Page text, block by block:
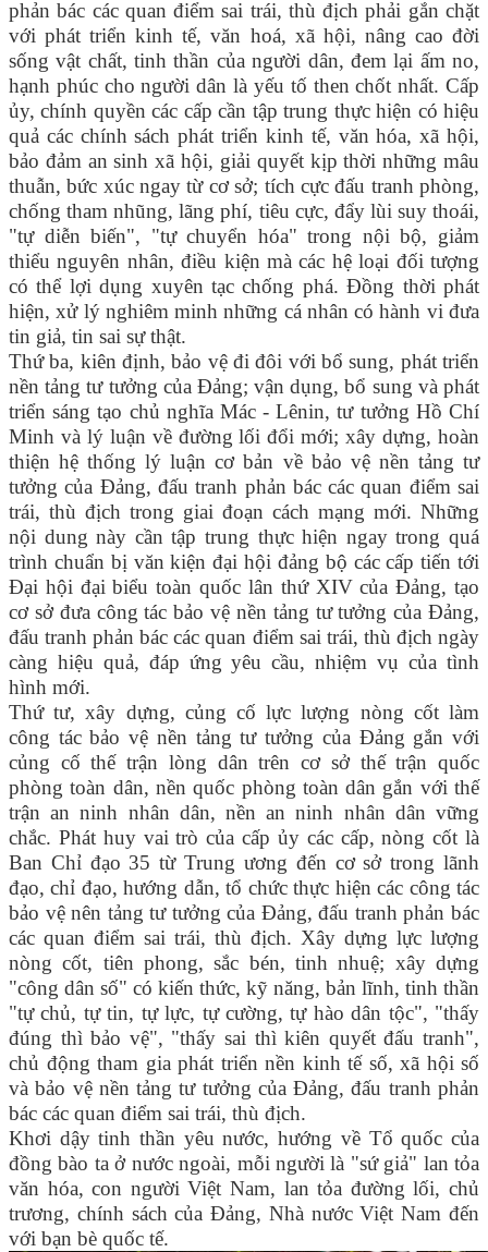
phản bác các quan điểm sai trái, thù địch phải gắn chặt
với phát triển kinh tế, văn hoá, xã hội, nâng cao đời
sống vật chất, tinh thần của người dân, đem lại ấm no,
hạnh phúc cho người dân là yếu tố then chốt nhất. Cấp
ủy, chính quyền các cấp cần tập trung thực hiện có hiệu
quả các chính sách phát triển kinh tế, văn hóa, xã hội,
bảo đảm an sinh xã hội, giải quyết kịp thời những mâu
thuẫn, bức xúc ngay từ cơ sở; tích cực đấu tranh phòng,
chống tham nhũng, lãng phí, tiêu cực, đẩy lùi suy thoái,
"tự diễn biến", "tự chuyển hóa" trong nội bộ, giảm
thiểu nguyên nhân, điều kiện mà các hệ loại đối tượng
có thể lợi dụng xuyên tạc chống phá. Đồng thời phát
hiện, xử lý nghiêm minh những cá nhân có hành vi đưa
tin giả, tin sai sự thật.
Thứ ba, kiên định, bảo vệ đi đôi với bổ sung, phát triển
nền tảng tư tưởng của Đảng; vận dụng, bổ sung và phát
triển sáng tạo chủ nghĩa Mác - Lênin, tư tưởng Hồ Chí
Minh và lý luận về đường lối đổi mới; xây dựng, hoàn
thiện hệ thống lý luận cơ bản về bảo vệ nền tảng tư
tưởng của Đảng, đấu tranh phản bác các quan điểm sai
trái, thù địch trong giai đoạn cách mạng mới. Những
nội dung này cần tập trung thực hiện ngay trong quá
trình chuẩn bị văn kiện đại hội đảng bộ các cấp tiến tới
Đại hội đại biểu toàn quốc lân thứ XIV của Đảng, tạo
cơ sở đưa công tác bảo vệ nền tảng tư tưởng của Đảng,
đấu tranh phản bác các quan điểm sai trái, thù địch ngày
càng hiệu quả, đáp ứng yêu cầu, nhiệm vụ của tình
hình mới.
Thứ tư, xây dựng, củng cố lực lượng nòng cốt làm
công tác bảo vệ nền tảng tư tưởng của Đảng gắn với
củng cố thế trận lòng dân trên cơ sở thế trận quốc
phòng toàn dân, nền quốc phòng toàn dân gắn với thế
trận an ninh nhân dân, nền an ninh nhân dân vững
chắc. Phát huy vai trò của cấp ủy các cấp, nòng cốt là
Ban Chỉ đạo 35 từ Trung ương đến cơ sở trong lãnh
đạo, chỉ đạo, hướng dẫn, tổ chức thực hiện các công tác
bảo vệ nên tảng tư tưởng của Đảng, đấu tranh phản bác
các quan điểm sai trái, thù địch. Xây dựng lực lượng
nòng cốt, tiên phong, sắc bén, tinh nhuệ; xây dựng
"công dân số" có kiến thức, kỹ năng, bản lĩnh, tinh thần
"tự chủ, tự tin, tự lực, tự cường, tự hào dân tộc", "thấy
đúng thì bảo vệ", "thấy sai thì kiên quyết đấu tranh",
chủ động tham gia phát triển nền kinh tế số, xã hội số
và bảo vệ nền tảng tư tưởng của Đảng, đấu tranh phản
bác các quan điểm sai trái, thù địch.
Khơi dậy tinh thần yêu nước, hướng về Tổ quốc của
đồng bào ta ở nước ngoài, mỗi người là "sứ giả" lan tỏa
văn hóa, con người Việt Nam, lan tỏa đường lối, chủ
trương, chính sách của Đảng, Nhà nước Việt Nam đến
với bạn bè quốc tế.